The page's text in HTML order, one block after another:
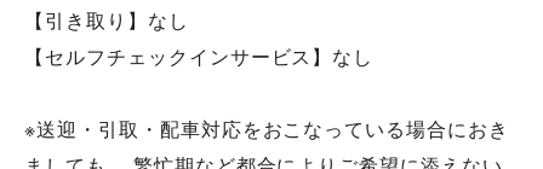
【引き取り】なし
【セルフチェックインサービス】なし
※送迎・引取・配車対応をおこなっている場合におき